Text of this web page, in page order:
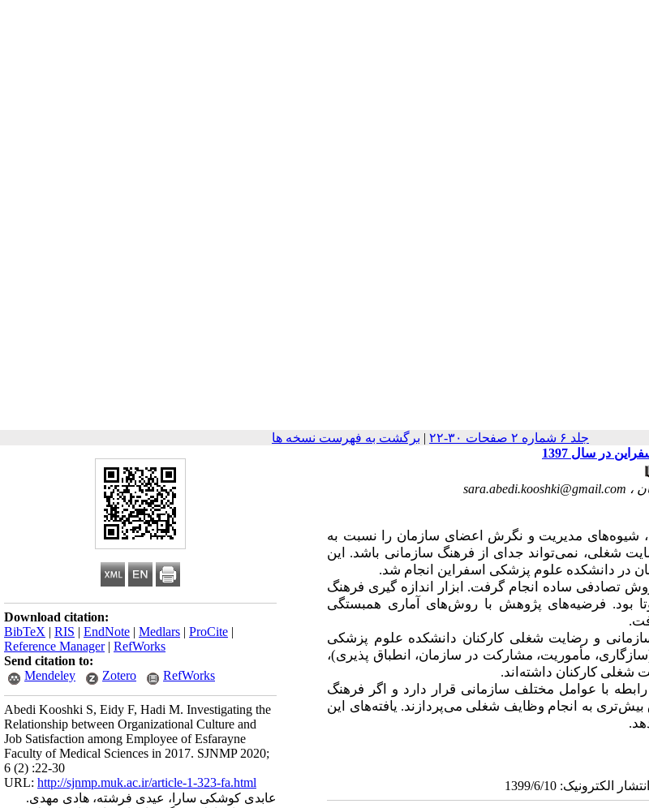
جلد ۶ شماره ۲ صفحات ۳۰-۲۲ | برگشت به فهرست نسخه ها
Download citation:
BibTeX | RIS | EndNote | Medlars | ProCite |
Reference Manager| RefWorks
Send citation to:
Mendeley
Zotero RefWorks
Abedi Kooshki S, Eidy F, Hadi M. Investigating the
Relationship between Organizational Culture and
Job Satisfaction among Employee of Esfarayne
Faculty of Medical Sciences in 2017. SJNMP 2020;
6 (2) :22-30
URL: http://sjnmp.muk.ac.ir/article-1-323-fa.html
عابدی کوشکی سارا، عیدی فرشته، هادی مهدی.
در سال 1397
sara.abedi.kooshki@gmail.com
شیوه‌های مدیریت و نگرش‌ اعضای سازمان را نسبت به
شغلی، نمی‌تواند جدای از فرهنگ سازمانی باشد. این
در دانشکده علوم پزشکی اسفراین انجام شد.
مقطعی در سال 1397 برروی 367 نفر با روش تصادفی ساده انجام گرفت. ابزار اندازه گیری فرهنگ
بود. فرضیه‌های پژوهش با روش‌های آماری همبستگی
.
و رضایت شغلی کارکنان دانشکده علوم پزشکی
مأموریت، مشارکت در سازمان، انطباق پذیری)،
شغلی کارکنان داشته‌اند.
با عوامل مختلف سازمانی قرار دارد و اگر فرهنگ
بیش‌تری به انجام وظایف شغلی می‌پردازند. یافته‌های این
.